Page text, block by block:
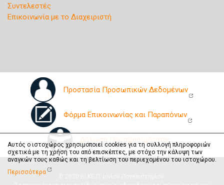
Συντελεστές
Επικοινωνία με το Διαχειριστή
Προστασία Προσωπικών Δεδομένων
Φόρμα Επικοινωνίας και Παραπόνων
Δήλωση Προσβασιμότητας
Αυτός ο ιστοχώρος χρησιμοποιεί cookies για τη συλλογή πληροφοριών
σχετικά με τη χρήση του από επισκέπτες, με στόχο την κάλυψη των
αναγκών τους καθώς και τη βελτίωση του περιεχομένου του ιστοχώρου.
Περισσότερα